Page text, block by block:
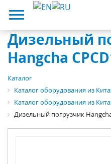
Дизельный
Hangcha
Каталог
Каталог оборудования из
Каталог оборудования из
Дизельный погрузчик